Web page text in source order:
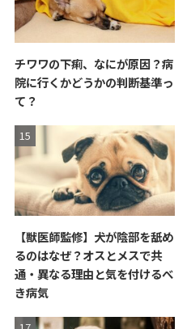
チワワの下痢、なにが原因？病
院に行くかどうかの判断基準っ
て？
【獣医師監修】犬が陰部を舐め
るのはなぜ？オスとメスで共
通・異なる理由と気を付けるべ
き病気